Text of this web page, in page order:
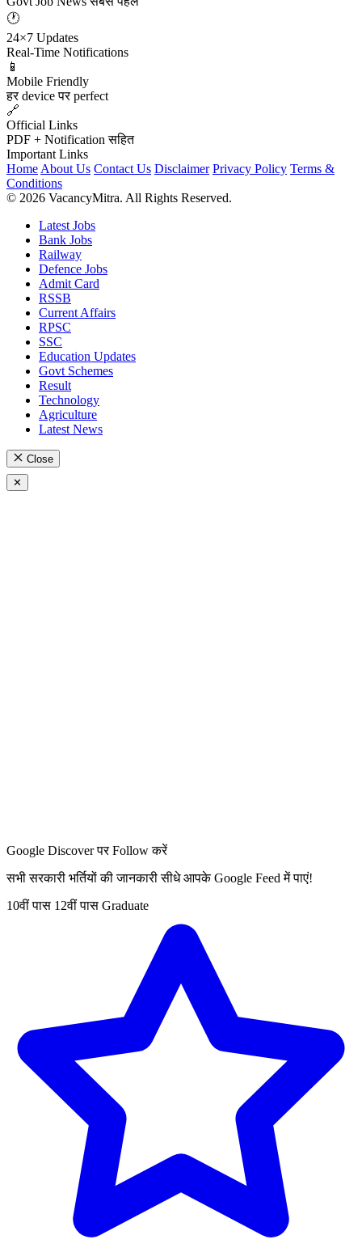
🕐
24×7 Updates
Real-Time Notifications
📱
Mobile Friendly
हर device पर perfect
🔗
Official Links
PDF + Notification सहित
Important Links
Home About Us Contact Us Disclaimer Privacy Policy Terms &
Conditions
© 2026 VacancyMitra. All Rights Reserved.
Latest Jobs
Bank Jobs
Railway
Defence Jobs
Admit Card
RSSB
Current Affairs
RPSC
SSC
Education Updates
Govt Schemes
Result
Technology
Agriculture
Latest News
Close
✕
Google Discover पर Follow करें
सभी सरकारी भर्तियों की जानकारी सीधे आपके Google Feed में पाएं!
10वीं पास 12वीं पास Graduate